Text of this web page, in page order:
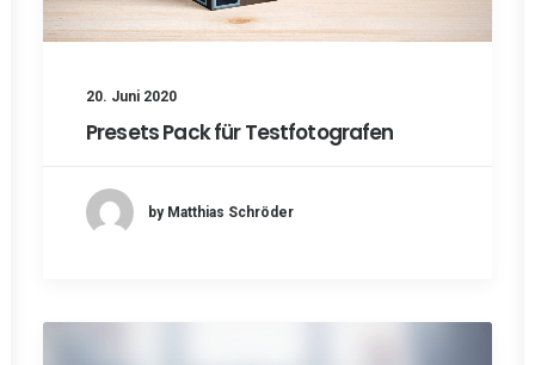
20. Juni 2020
Presets Pack für Testfotografen
by Matthias Schröder